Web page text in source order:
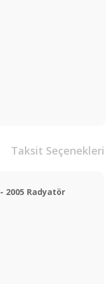
Taksit Seçenekleri
2005 Radyatör